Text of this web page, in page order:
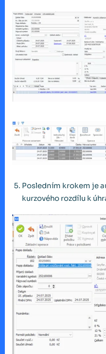
Posledním krokem je
kurzového rozdílu k